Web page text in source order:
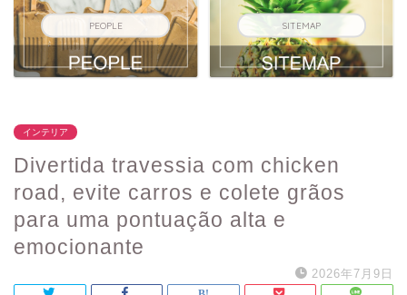
PEOPLE SITEMAP
インテリア
Divertida travessia com chicken
road, evite carros e colete grãos
para uma pontuação alta e
emocionante
2026年7月9日